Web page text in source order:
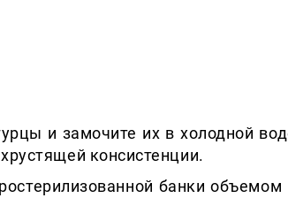
и замочите их в холодной
консистенции.
банки объемом